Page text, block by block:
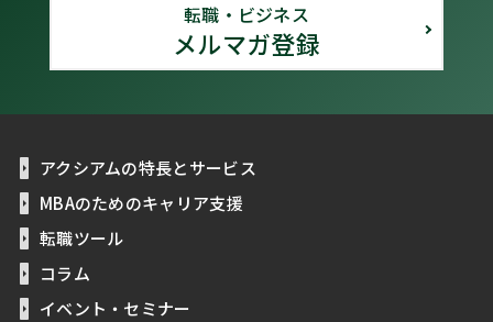
転職・ビジネス
メルマガ登録
アクシアムの特長とサービス
MBAのためのキャリア支援
転職ツール
コラム
イベント・セミナー